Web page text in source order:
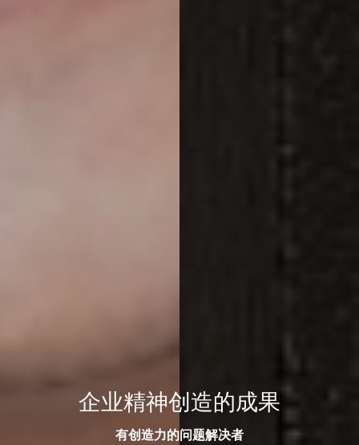
企业精神创造的成果
有创造力的问题解决者